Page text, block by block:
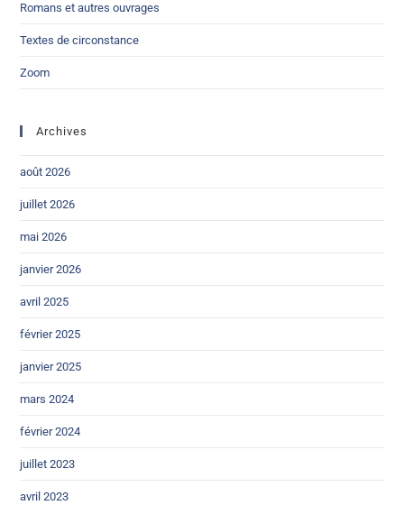
Romans et autres ouvrages
Textes de circonstance
Zoom
Archives
août 2026
juillet 2026
mai 2026
janvier 2026
avril 2025
février 2025
janvier 2025
mars 2024
février 2024
juillet 2023
avril 2023